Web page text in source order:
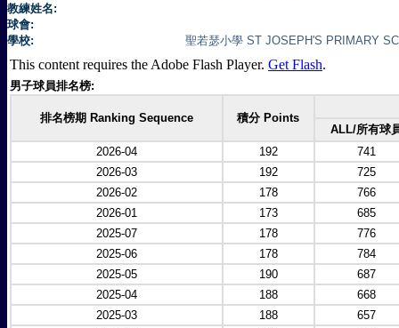
教練姓名:
球會:
學校:
聖若瑟小學 ST JOSEPH'S PRIMARY
This content requires the Adobe Flash Player. Get Flash.
男子球員排名榜:
排名榜期 Ranking Sequence
積分 Points
ALL/所有球
2026-04
192
741
2026-03
192
725
2026-02
178
766
2026-01
173
685
2025-07
178
776
2025-06
178
784
2025-05
190
687
2025-04
188
668
2025-03
188
657